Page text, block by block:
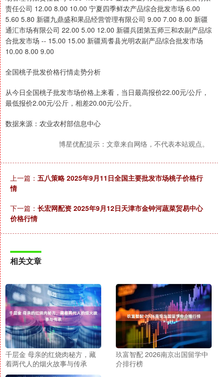
责任公司 12.00 8.00 10.00 宁夏四季鲜农产品综合批发市场 6.00
5.60 5.80 新疆九鼎盛和果品经营管理有限公司 9.00 7.00 8.00 新疆
通汇市场有限公司 22.00 5.00 12.00 新疆兵团第五师三和农副产品综
合批发市场 -- 15.00 15.00 新疆焉耆县光明农副产品综合批发市场
10.00 8.00 9.00
全国桃子批发价格行情走势分析
从今日全国桃子批发市场价格上来看，当日最高报价22.00元/公斤，
最低报价2.00元/公斤，相差20.00元/公斤。
数据来源：农业农村部信息中心
博星优配提示：文章来自网络，不代表本站观点。
上一篇： 五八策略 2025年9月11日全国主要批发市场桃子价格行
情
下一篇： 长宏网配资 2025年9月12日天津市金钟河蔬菜贸易中心
价格行情
相关文章
千层金 母亲的红烧肉秘方，藏
着两代人的烟火故事与传承
玖富智配 2026南京出国留学中
介排行榜